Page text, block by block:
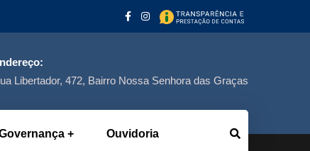
Libertador, 472, Bairro Nossa Senhora das Graças
Ouvidoria